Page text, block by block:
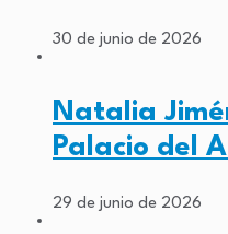
30 de junio de 2026
Natalia
Palacio del
29 de junio de 2026